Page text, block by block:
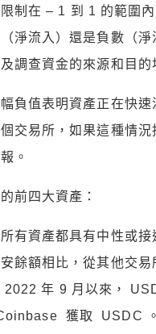
制在 – 1 到 1 的範圍
淨流入）還是負數（淨
調查資金的來源和目的
負值表明資產正在快速
交易所，如果這種情況
。
前四大資產：
有資產都具有中性或接
餘額相比，從其他交易
2022 年 9 月以來，
獲取 USDC 。